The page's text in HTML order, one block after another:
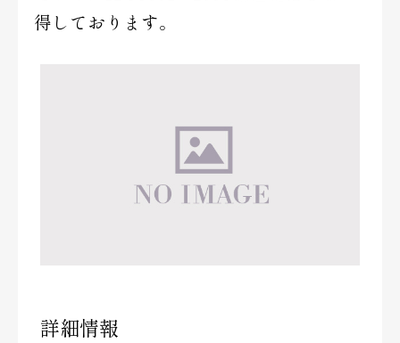
得しております。
詳細情報